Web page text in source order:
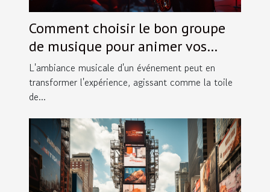
Comment choisir le bon groupe
de musique pour animer vos
événements spéciaux
L'ambiance musicale d'un événement peut en
transformer l'expérience, agissant comme la toile
de...